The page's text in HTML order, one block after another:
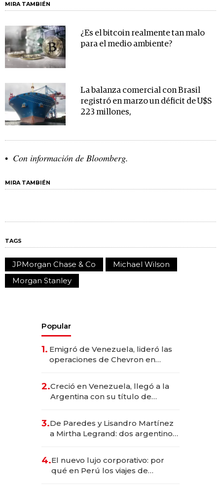
MIRA TAMBIÉN
¿Es el bitcoin realmente tan malo
para el medio ambiente?
La balanza comercial con Brasil
registró en marzo un déficit de U$S
223 millones,
Con información de Bloomberg.
MIRA TAMBIÉN
TAGS
JPMorgan Chase & Co
Michael Wilson
Morgan Stanley
Popular
1. Emigró de Venezuela, lideró las
operaciones de Chevron en
2.Creció en Venezuela, llegó a la
Argentina con su título de
las marcas "fast premium"
3.De Paredes y Lisandro Martínez
a Mirtha Legrand: dos argentinos
4.El nuevo lujo corporativo: por
qué en Perú los viajes de